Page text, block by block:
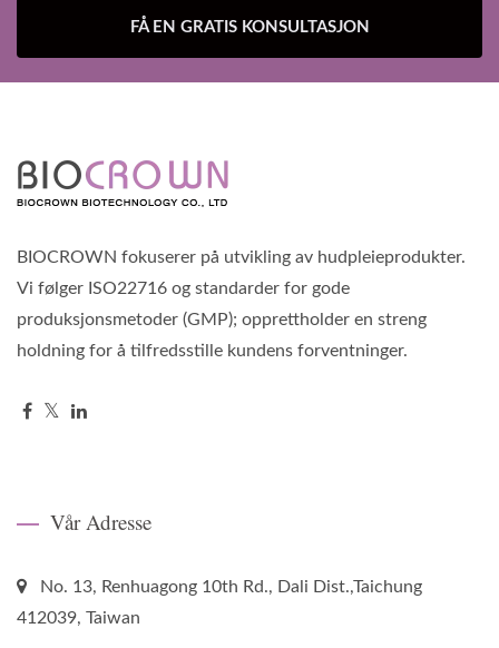
FÅ EN GRATIS KONSULTASJON
BIOCROWN fokuserer på utvikling av hudpleieprodukter.
Vi følger ISO22716 og standarder for gode
produksjonsmetoder (GMP); opprettholder en streng
holdning for å tilfredsstille kundens forventninger.
Vår Adresse
No. 13, Renhuagong 10th Rd., Dali Dist.,Taichung
412039, Taiwan